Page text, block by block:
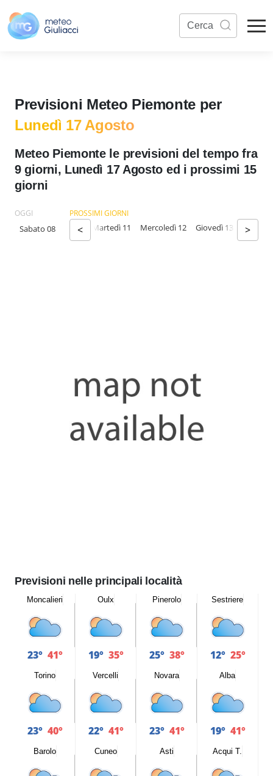
Previsioni Meteo Piemonte per
Lunedì 17 Agosto
Meteo Piemonte le previsioni del tempo fra
9 giorni, Lunedì 17 Agosto ed i prossimi 15
giorni
OGGI
Sabato 08
PROSSIMI GIORNI
<
09 Lunedì 10 Martedì 11 Mercoledì 12 Giovedì 13 Venerdì
>
Previsioni nelle principali località
Moncalieri
23° 41°
Oulx
19° 35°
Pinerolo
25° 38°
Sestriere
12° 25°
Torino
23° 40°
Vercelli
22° 41°
Novara
23° 41°
Alba
19° 41°
Barolo Cuneo Asti Acqui T.